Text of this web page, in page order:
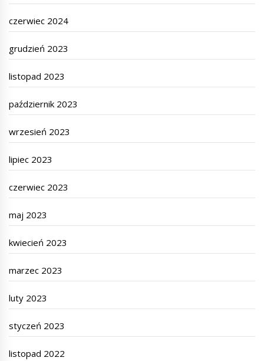
czerwiec 2024
grudzień 2023
listopad 2023
październik 2023
wrzesień 2023
lipiec 2023
czerwiec 2023
maj 2023
kwiecień 2023
marzec 2023
luty 2023
styczeń 2023
listopad 2022